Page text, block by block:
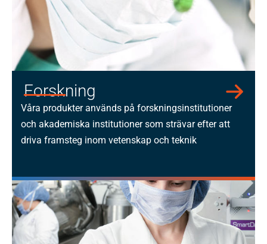
Forskning​
Våra produkter används på forskningsinstitutioner
och akademiska institutioner som strävar efter att
driva framsteg inom vetenskap och teknik